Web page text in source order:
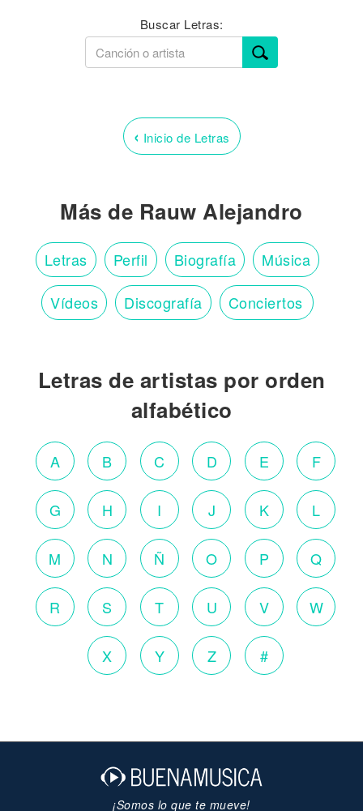
Buscar Letras:
‹ Inicio de Letras
Más de Rauw Alejandro
Letras Perfil Biografía Música
Vídeos Discografía Conciertos
Letras de artistas por orden
alfabético
A B C D E F
G H I J K L
M N Ñ O P Q
R S T U V W
X Y Z #
¡Somos lo que te mueve!